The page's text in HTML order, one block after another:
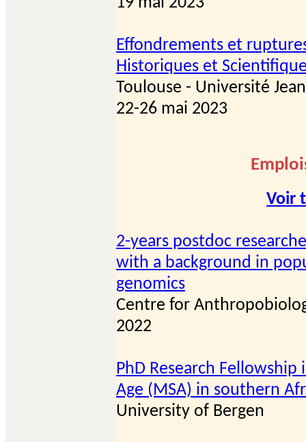
Effondrements et
Historiques et
Toulouse - Université
22-26 mai 2023
Voir
2-years postdoc
with a background in
genomics
Centre for
2022
PhD Research
Age (MSA) in southern
University of Bergen